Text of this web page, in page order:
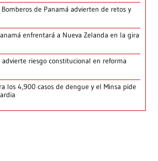
de Panamá advierten de retos y
enfrentará a Nueva Zelanda en la gira
advierte riesgo constitucional en reforma
los 4,900 casos de dengue y el Minsa pide